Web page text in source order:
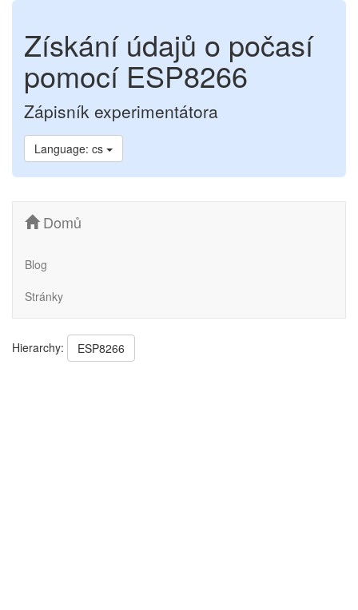
Získání údajů o počasí
pomocí ESP8266
Zápisník experimentátora
Language: cs
Domů
Blog
Stránky
Hierarchy: ESP8266